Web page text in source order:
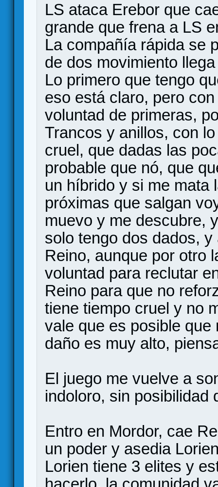
LS ataca Erebor que
grande que frena a LS
La compañía rápida se
de dos movimiento
Lo primero que tengo
eso está claro, pero
voluntad de primeras,
Trancos y anillos, con
cruel, que dadas las
probable que nó, que
un híbrido y si me mata
próximas que salgan
muevo y me descubre,
solo tengo dos dados,
Reino, aunque por otro
voluntad para reclutar
Reino para que no
tiene tiempo cruel y no
vale que es posible que
daño es muy alto,
El juego me vuelve a
indoloro, sin posibilidad
Entro en Mordor, cae
un poder y asedia
Lorien tiene 3 elites y